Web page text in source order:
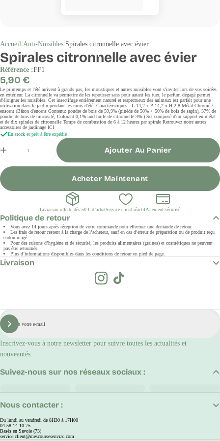
Accueil Anti-Nuisibles Spirales citronnelle avec évier
Spirales citronnelle avec évier
Référence :FF1
Prix
régulier
5,90 €
Le printemps et l'été arrivent à grands pas, les moustiques et autres nuisibles vont s'inviter lors de vos soirées
en extérieur. La citronnelle va permettre de les repousser sans pour autant les tuer, le parfum dégagé permet
d'éloigner les nuisibles. Cet insectifuge entièrement naturel et respectueux des animaux est parfait pour une
utilisation dans le jardin pendant les mois d'été. Caractéristiques : L 14,2 x P 14,2 x H 2,8 Métal Chromé /
enscent (Bâton d'encens Contenu: poudre de bois de 59,9% (pinède de 50% + 50% de bois de sapin), 37% de
poudre de bois de mucosité, Colorant 0,1% und huile de citronnelle 3%.) Set composé d'un support en métal
et de dix spirales de citronnelle Temps de combustion de 6 à 12 heures par spirale Retrouvez notre autres
accessoires de jardinage ICI
En stock et prêt à être expédié
Ajouter Au Panier
Acheter Maintenant
Livraison offerte dès 50 € d’achatService client réactifPaiement sécurisé
Politique de retour
Vous avez 14 jours après réception de votre commande pour effectuer une demande de retour.
Les frais de retour restent à la charge de l’acheteur, sauf en cas d’erreur de préparation ou de produit reçu
endommagé.
Pour des raisons d’hygiène et de sécurité, les produits alimentaires (graines) et cosmétiques ne peuvent
pas être retournés.
Plus d’informations disponibles dans les conditions de retour en pied de page.
Livraison
E-
mail
S'inscrire
Inscrivez-vous à notre newsletter pour suivre toutes les actualités et
nouveautés.
Nous contacter :
Du lundi au vendredi de 8H30 à 17H00
04.58.14.10.75
Basés en Savoie (73)
service.client@mescoursesenvrac.com
Suivez-nous sur nos réseaux sociaux :